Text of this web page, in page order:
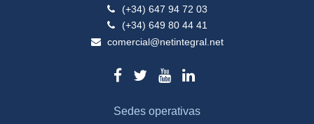
(+34) 647 94 72 03
(+34) 649 80 44 41
comercial@netintegral.net
Sedes operativas